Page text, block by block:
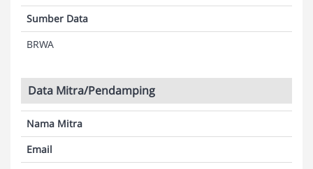
Sumber Data
BRWA
Data Mitra/Pendamping
Nama Mitra
Email